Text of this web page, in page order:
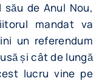
de Anul Nou,
mandat va
un referendum
și cât de lungă
lucru vine pe